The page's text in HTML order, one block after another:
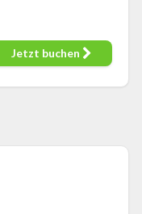
Jetzt buchen